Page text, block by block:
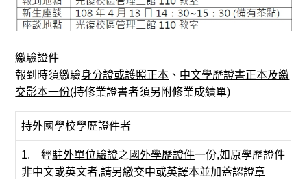
繳驗證件
報到時須繳驗身分證或護照正本 、 中文學歷證書正本及繳
交影本一份(持修業證書者須另附修業成績單)
持外國學校學歷證件者
1. 經駐外單位驗證之 國外學歷證件一份,如原學歷證件
非中文或英文者,請另繳交中或英譯本並加蓋認證章